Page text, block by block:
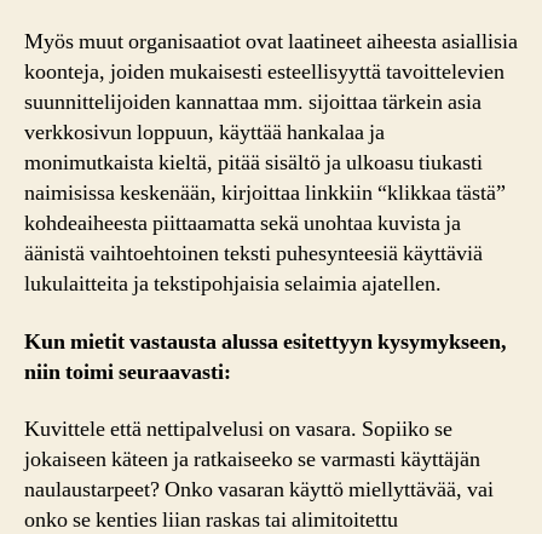
Myös muut organisaatiot ovat laatineet aiheesta asiallisia
koonteja, joiden mukaisesti esteellisyyttä tavoittelevien
suunnittelijoiden kannattaa mm. sijoittaa tärkein asia
verkkosivun loppuun, käyttää hankalaa ja
monimutkaista kieltä, pitää sisältö ja ulkoasu tiukasti
naimisissa keskenään, kirjoittaa linkkiin “klikkaa tästä”
kohdeaiheesta piittaamatta sekä unohtaa kuvista ja
äänistä vaihtoehtoinen teksti puhesynteesiä käyttäviä
lukulaitteita ja tekstipohjaisia selaimia ajatellen.
Kun mietit vastausta alussa esitettyyn kysymykseen,
niin toimi seuraavasti:
Kuvittele että nettipalvelusi on vasara. Sopiiko se
jokaiseen käteen ja ratkaiseeko se varmasti käyttäjän
naulaustarpeet? Onko vasaran käyttö miellyttävää, vai
onko se kenties liian raskas tai alimitoitettu